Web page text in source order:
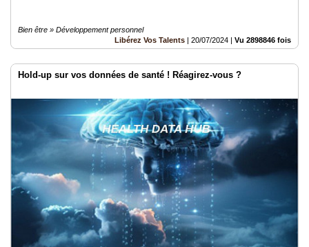
Bien être » Développement personnel
Libérez Vos Talents | 20/07/2024 | Vu 2898846 fois
Hold-up sur vos données de santé ! Réagirez-vous ?